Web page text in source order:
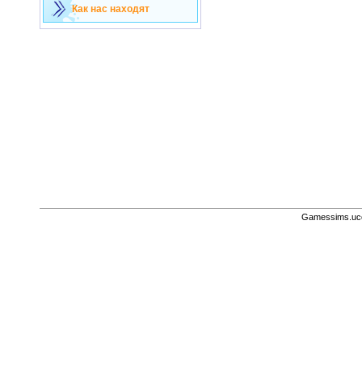
Как нас находят